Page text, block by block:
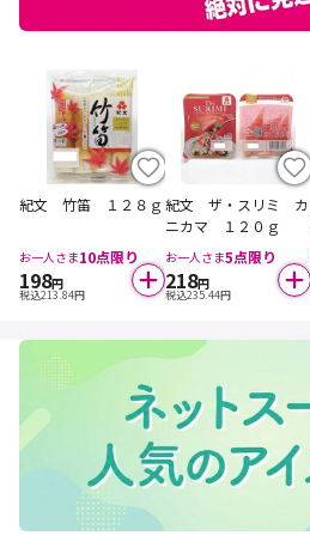
紀文 竹笛 １２８ｇ
お一人さま10点限り
198円
税込213.84円
紀文 ザ・スリミ カ
ニカマ １２０ｇ
お一人さま5点限り
218円
税込235.44円